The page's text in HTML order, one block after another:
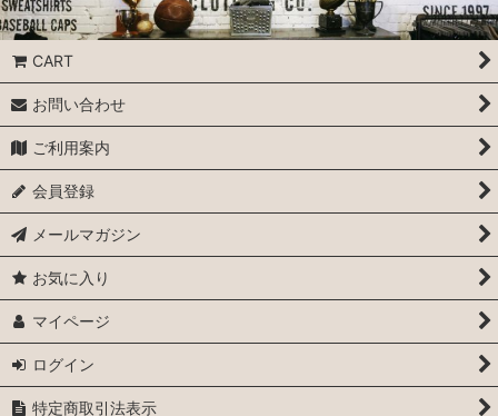
CART
お問い合わせ
ご利用案内
会員登録
メールマガジン
お気に入り
マイページ
ログイン
特定商取引法表示